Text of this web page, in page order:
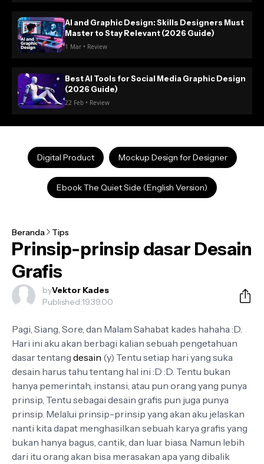
AI and Graphic Design: Skills Designers Must
Master to Stay Relevant (2026 Guide)
1 Mar • Review
Best AI Tools for Social Media Graphic Design
(2026 Guide)
22 Feb • Review
Digital Product Mockup Design for Designer
Ebook The Quiet Side (English Version)
Beranda Tips
Prinsip-prinsip dasar Desain
Grafis
byVektor Kades
Published:19.39.00
Pagi, Siang, Sore, dan Malam Sahabat kades hahaha :D.
Hari ini aku akan berbagi kalian sebuah pengetahuan
dasar tentang desain (y) Tentu setiap hari yang suka
desain harus tahu tentang hal ini :D :D. Tentu bukan
hanya pemerintah, instansi, atau pun orang yang punya
prinsip, Tentu sebagai desain grafis pun juga punya
prinsip. Melalui prinsip-prinsip yang akan aku jelaskan
nanti kita dapat menghasilkan sebuah karya grafis yang
bukan hanya bagus, cantik, dan luar biasa. Namun lebih
dari itu orang akan bisa merasakan apa yang dibalik